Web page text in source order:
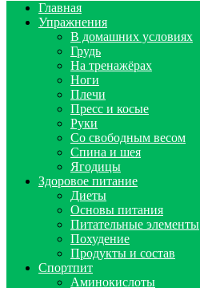
Главная
Упражнения
В домашних условиях
Грудь
На тренажёрах
Ноги
Плечи
Пресс и косые
Руки
Со свободным весом
Спина и шея
Ягодицы
Здоровое питание
Диеты
Основы питания
Питательные элементы
Похудение
Продукты и состав
Спортпит
Аминокислоты